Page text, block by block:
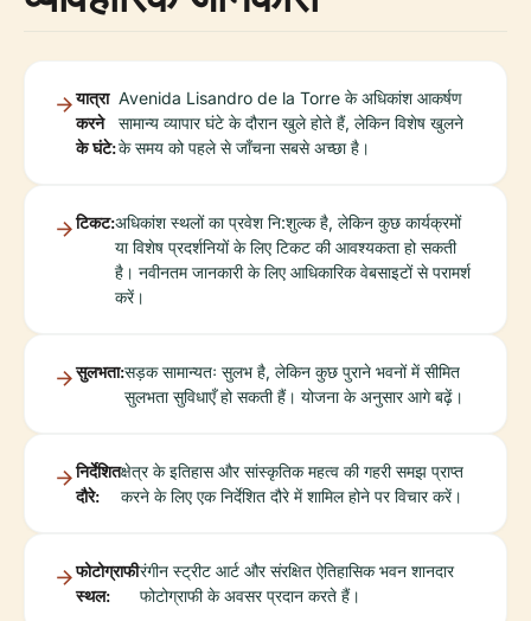
यात्रा
करने
के घंटे:
Avenida Lisandro de la Torre के अधिकांश आकर्षण
सामान्य व्यापार घंटे के दौरान खुले होते हैं, लेकिन विशेष खुलने
के समय को पहले से जाँचना सबसे अच्छा है।
टिकट:अधिकांश स्थलों का प्रवेश नि:शुल्क है, लेकिन कुछ कार्यक्रमों
या विशेष प्रदर्शनियों के लिए टिकट की आवश्यकता हो सकती
है। नवीनतम जानकारी के लिए आधिकारिक वेबसाइटों से परामर्श
करें।
सुलभता:सड़क सामान्यतः सुलभ है, लेकिन कुछ पुराने भवनों में सीमित
सुलभता सुविधाएँ हो सकती हैं। योजना के अनुसार आगे बढ़ें।
निर्देशित
दौरे:
क्षेत्र के इतिहास और सांस्कृतिक महत्व की गहरी समझ प्राप्त
करने के लिए एक निर्देशित दौरे में शामिल होने पर विचार करें।
फोटोग्राफी
स्थल:
रंगीन स्ट्रीट आर्ट और संरक्षित ऐतिहासिक भवन शानदार
फोटोग्राफी के अवसर प्रदान करते हैं।